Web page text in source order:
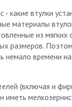
какие втулки
материалы
из мягких
размеров.
немало времени
(включая и
иметь